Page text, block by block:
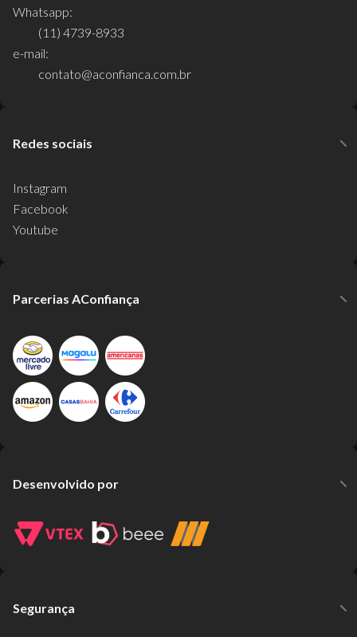
Whatsapp:
(11) 4739-8933
e-mail:
contato@aconfianca.com.br
Redes sociais
Instagram
Facebook
Youtube
Parcerias AConfiança
Desenvolvido por
Segurança